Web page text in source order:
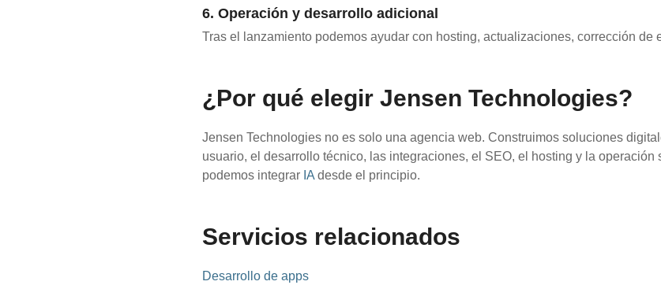
6. Operación y desarrollo adicional
Tras el lanzamiento podemos ayudar con hosting, actualizaciones, corrección de
¿Por qué elegir Jensen Technologies?
Jensen Technologies no es solo una agencia web. Construimos soluciones
usuario, el desarrollo técnico, las integraciones, el SEO, el hosting y la operación
podemos integrar IA desde el principio.
Servicios relacionados
Desarrollo de apps